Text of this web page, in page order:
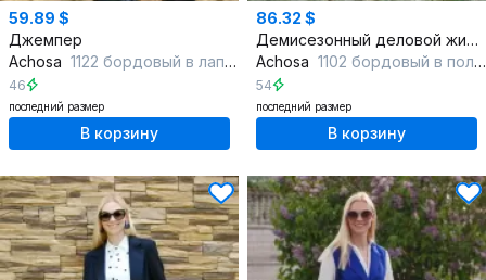
59.89 $
Джемпер
Achosa 1122 бордовый в лапку
46
последний размер
В корзину
86.32 $
Демисезонный деловой жилет на каждый день фиолетовый текстиль
Achosa 1102 бордовый в полоску
54
последний размер
В корзину